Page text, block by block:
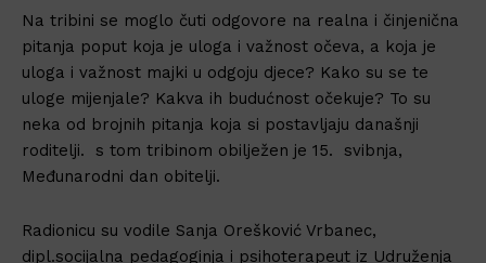
Na tribini se moglo čuti odgovore na realna i činjenična
pitanja poput koja je uloga i važnost očeva, a koja je
uloga i važnost majki u odgoju djece? Kako su se te
uloge mijenjale? Kakva ih budućnost očekuje? To su
neka od brojnih pitanja koja si postavljaju današnji
roditelji. s tom tribinom obilježen je 15. svibnja,
Međunarodni dan obitelji.
Radionicu su vodile Sanja Orešković Vrbanec,
dipl.socijalna pedagoginja i psihoterapeut iz Udruženja